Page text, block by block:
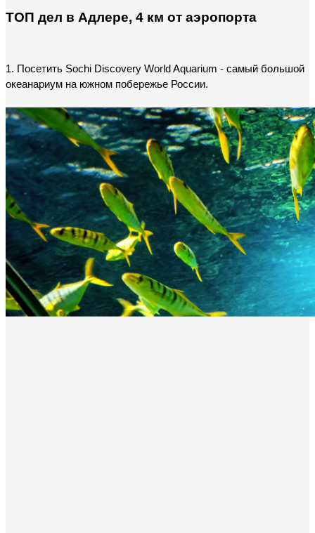
ТОП дел в Адлере, 4 км от аэропорта
1. Посетить Sochi Discovery World Aquarium - самый большой
океанариум на южном побережье России.